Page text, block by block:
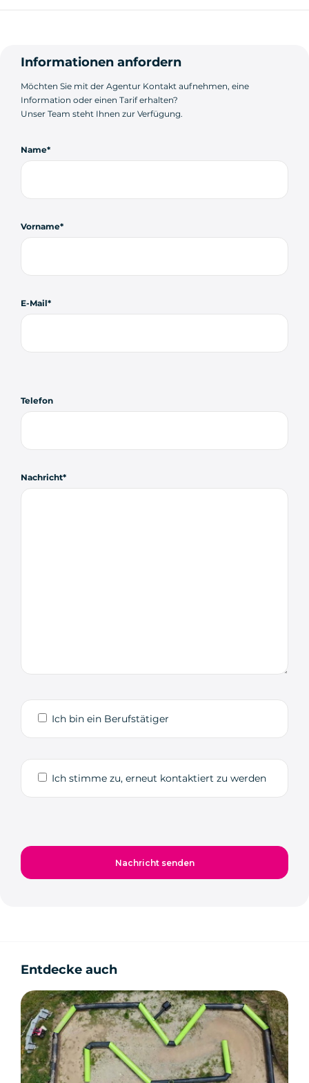
Informationen anfordern
Möchten Sie mit der Agentur Kontakt aufnehmen, eine
Information oder einen Tarif erhalten?
Unser Team steht Ihnen zur Verfügung.
Name
Vorname
E-Mail
Telefon
Nachricht
Ich bin ein Berufstätiger
Ich stimme zu, erneut kontaktiert zu werden
Entdecke auch